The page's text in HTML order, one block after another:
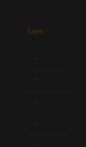
Saes